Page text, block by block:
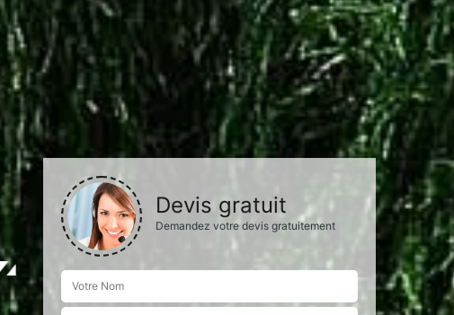
Devis gratuit
Demandez votre devis gratuitement